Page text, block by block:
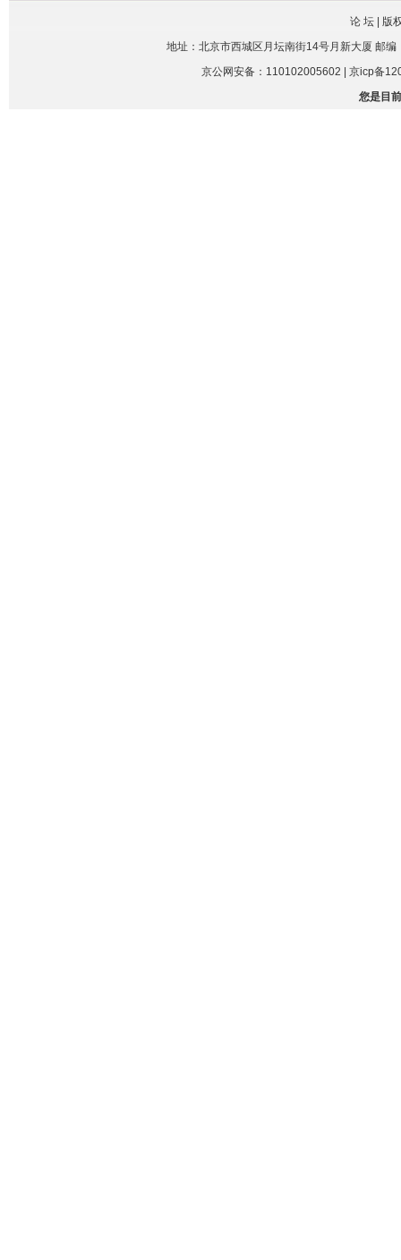
论 坛
版
地址：北京市西城区月坛南街14号月新大厦 邮
京公网安备：110102005602 | 京icp备
您是目